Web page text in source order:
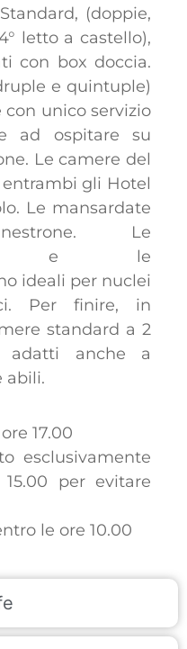
(doppie,
letto a castello),
con box doccia.
e quintuple)
unico servizio
ad ospitare su
Le camere del
gli Hotel
Le mansardate
Le
Zeus e le
ideali per nuclei
Per finire, in
standard a 2
anche a
abili.
17.00
esclusivamente
per evitare
le ore 10.00